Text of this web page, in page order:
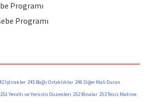
Programı
Programı
İştirakler 245 Bağlı Ortaklıklar 248 Diğer Mali Duran
251 Yeraltı ve Yerüstü Düzenleri 252 Binalar 253 Tesis Makine